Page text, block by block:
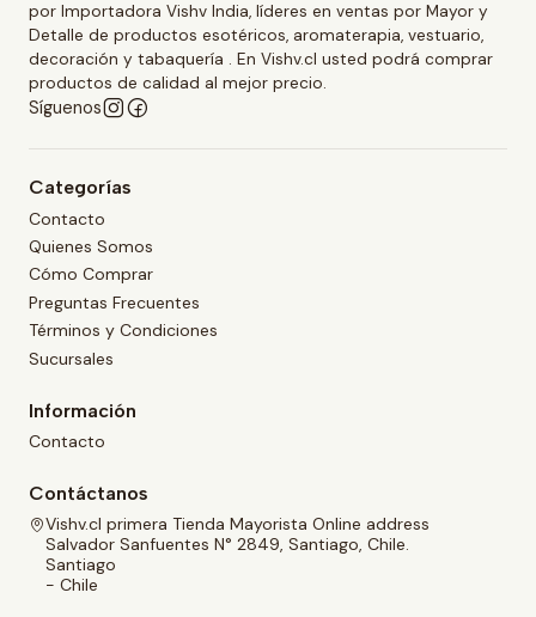
por Importadora Vishv India, líderes en ventas por Mayor y
Detalle de productos esotéricos, aromaterapia, vestuario,
decoración y tabaquería . En Vishv.cl usted podrá comprar
productos de calidad al mejor precio.
Síguenos
Categorías
Contacto
Quienes Somos
Cómo Comprar
Preguntas Frecuentes
Términos y Condiciones
Sucursales
Información
Contacto
Contáctanos
Vishv.cl primera Tienda Mayorista Online address
Salvador Sanfuentes N° 2849, Santiago, Chile.
Santiago
- Chile